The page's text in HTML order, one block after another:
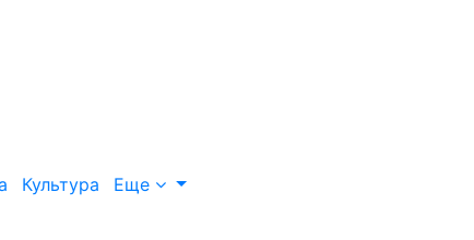
Культура Еще